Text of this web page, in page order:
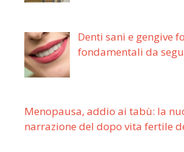
Denti sani e gengive
fondamentali da
Menopausa, addio ai tabù: la
narrazione del dopo vita fertile